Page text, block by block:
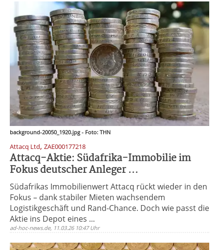
background-20050_1920.jpg - Foto: THN
Attacq Ltd, ZAE000177218
Attacq-Aktie: Südafrika-Immobilie im
Fokus deutscher Anleger ...
Südafrikas Immobilienwert Attacq rückt wieder in den
Fokus – dank stabiler Mieten wachsendem
Logistikgeschäft und Rand-Chance. Doch wie passt die
Aktie ins Depot eines ...
ad-hoc-news.de, 11.03.26 10:47 Uhr